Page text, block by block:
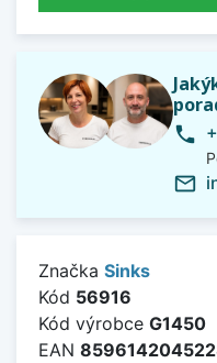
phone
mail_outline
Značka Sinks
Kód 56916
Kód výrobce G1450
EAN